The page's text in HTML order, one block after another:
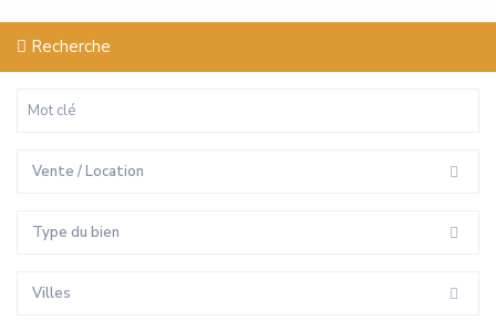
Recherche
Vente / Location
Type du bien
Villes